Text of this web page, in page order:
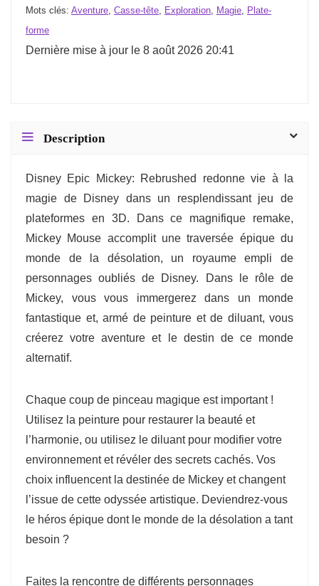
Mots clés: Aventure, Casse-tête, Exploration, Magie, Plate-
forme
Dernière mise à jour le 8 août 2026 20:41
Description
Disney Epic Mickey: Rebrushed redonne vie à la
magie de Disney dans un resplendissant jeu de
plateformes en 3D. Dans ce magnifique remake,
Mickey Mouse accomplit une traversée épique du
monde de la désolation, un royaume empli de
personnages oubliés de Disney. Dans le rôle de
Mickey, vous vous immergerez dans un monde
fantastique et, armé de peinture et de diluant, vous
créerez votre aventure et le destin de ce monde
alternatif.
Chaque coup de pinceau magique est important !
Utilisez la peinture pour restaurer la beauté et
l’harmonie, ou utilisez le diluant pour modifier votre
environnement et révéler des secrets cachés. Vos
choix influencent la destinée de Mickey et changent
l’issue de cette odyssée artistique. Deviendrez-vous
le héros épique dont le monde de la désolation a tant
besoin ?
Faites la rencontre de différents personnages